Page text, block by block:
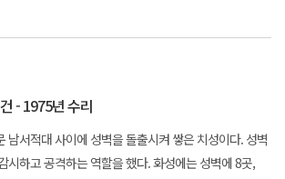
- 1975년 수리
남서적대 사이에 성벽을 돌출시켜 쌓은 치성이다. 성벽
시하고 공격하는 역할을 했다. 화성에는 성벽에 8곳,